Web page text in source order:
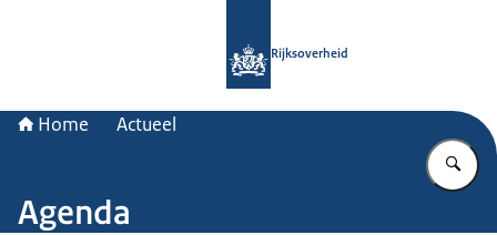
Rijksoverheid
Home Actueel
Agenda